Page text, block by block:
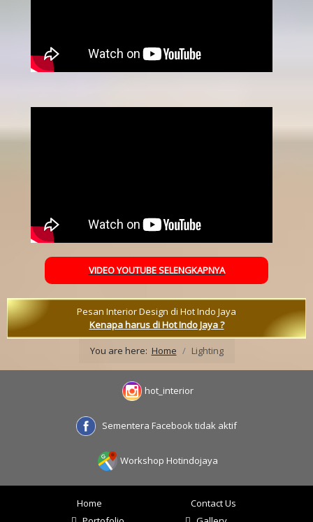
VIDEO YOUTUBE SELENGKAPNYA
Pesan Interior Design di Hot Indo Jaya
Kenapa harus di Hot Indo Jaya ?
You are here: Home Lighting
hot_interior
Sementera Facebook tidak aktif
Workshop Hotindojaya
Home
Contact Us